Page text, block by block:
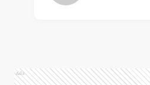
Ads